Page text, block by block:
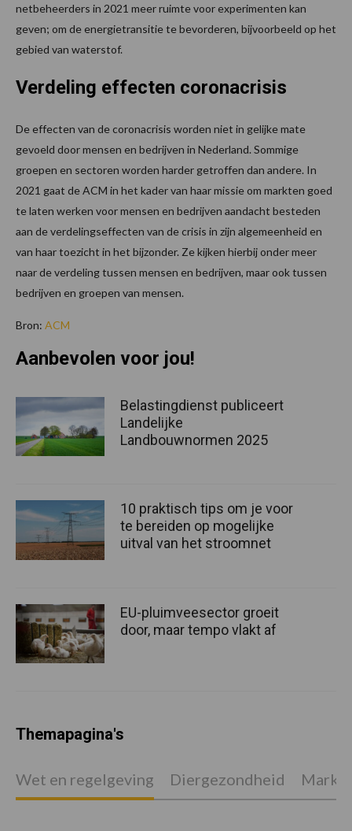
netbeheerders in 2021 meer ruimte voor experimenten kan
geven; om de energietransitie te bevorderen, bijvoorbeeld op het
gebied van waterstof.
Verdeling effecten coronacrisis
De effecten van de coronacrisis worden niet in gelijke mate
gevoeld door mensen en bedrijven in Nederland. Sommige
groepen en sectoren worden harder getroffen dan andere. In
2021 gaat de ACM in het kader van haar missie om markten goed
te laten werken voor mensen en bedrijven aandacht besteden
aan de verdelingseffecten van de crisis in zijn algemeenheid en
van haar toezicht in het bijzonder. Ze kijken hierbij onder meer
naar de verdeling tussen mensen en bedrijven, maar ook tussen
bedrijven en groepen van mensen.
Bron: ACM
Aanbevolen voor jou!
Belastingdienst publiceert
Landelijke
Landbouwnormen 2025
10 praktisch tips om je voor
te bereiden op mogelijke
uitval van het stroomnet
EU-pluimveesector groeit
door, maar tempo vlakt af
Themapagina's
Wet en regelgeving Diergezondheid